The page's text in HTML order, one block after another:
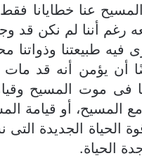
عنا خطايانا
أننا لم نكن قد
فيه طبيعتنا
أن يؤمن أنه قد
موت المسيح
مع المسيح، أو قيامة
الحياة الجديدة
الحياة.